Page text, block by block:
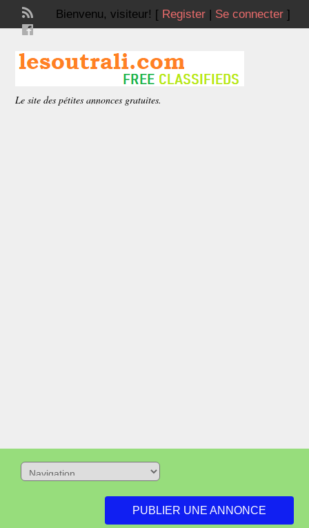
Bienvenu, visiteur! [ Register| Se connecter]
Le site des pétites annonces gratuites.
PUBLIER UNE ANNONCE